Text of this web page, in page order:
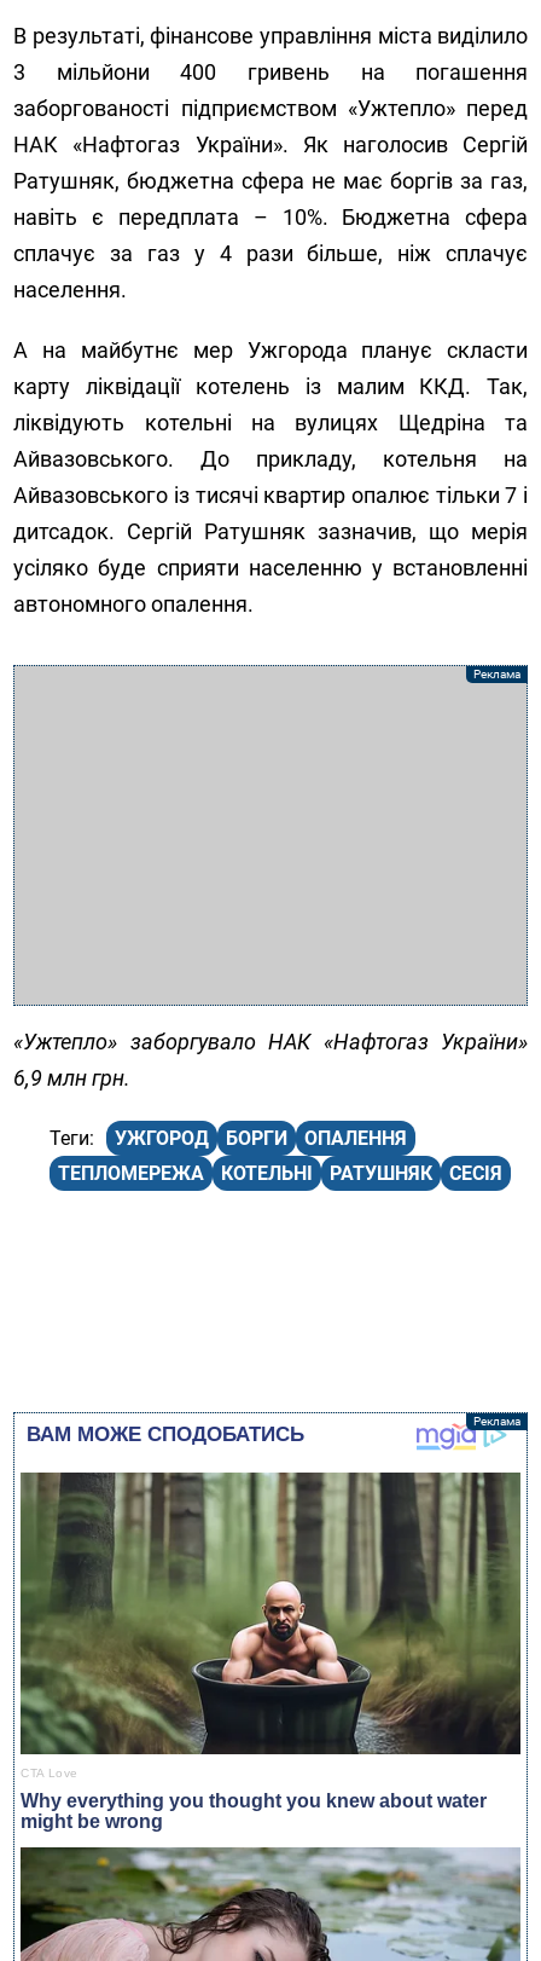
В результаті, фінансове управління міста виділило
3 мільйони 400 гривень на погашення
заборгованості підприємством «Ужтепло» перед
НАК «Нафтогаз України». Як наголосив Сергій
Ратушняк, бюджетна сфера не має боргів за газ,
навіть є передплата – 10%. Бюджетна сфера
сплачує за газ у 4 рази більше, ніж сплачує
населення.
А на майбутнє мер Ужгорода планує скласти
карту ліквідації котелень із малим ККД. Так,
ліквідують котельні на вулицях Щедріна та
Айвазовського. До прикладу, котельня на
Айвазовського із тисячі квартир опалює тільки 7 і
дитсадок. Сергій Ратушняк зазначив, що мерія
усіляко буде сприяти населенню у встановленні
автономного опалення.
«Ужтепло» заборгувало НАК «Нафтогаз України»
6,9 млн грн.
УЖГОРОД БОРГИ
ОПАЛЕННЯ
ТЕПЛОМЕРЕЖА
КОТЕЛЬНІ РАТУШНЯК СЕСІЯ